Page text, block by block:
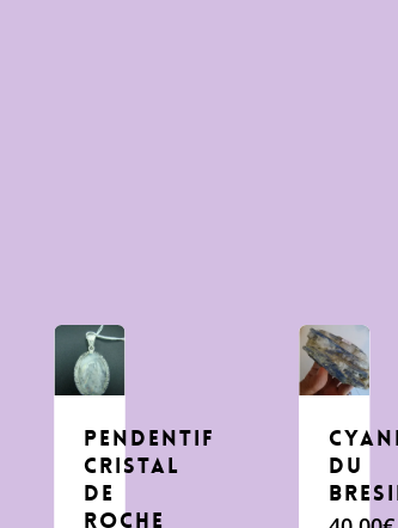
pendentif
cristal
de
roche
du